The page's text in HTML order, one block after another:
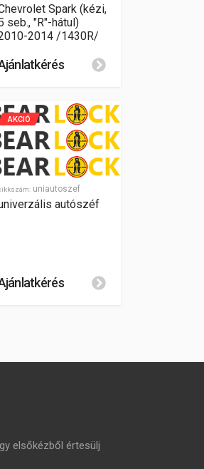
Spark (kézi,
seb., "R"-hátul)
2014 /1430R/
uniautoszef
AKCIÓ
autószéf
elsőkézből értesülj